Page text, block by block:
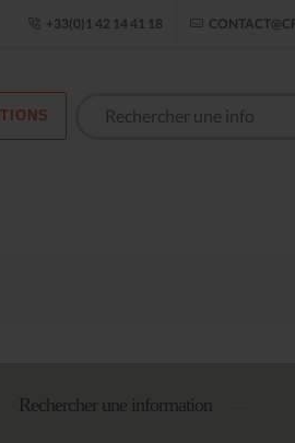
Établissement
+33(0)1 42 14 41 18
Rechercher une information